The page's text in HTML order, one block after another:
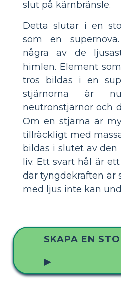
slut på kärnbränsle.
Detta slutar i en
som en
några av de
himlen. Element
tros bildas i en
stjärnorna är
neutronstjärnor och
Om en stjärna är
tillräckligt med
bildas i slutet av den
liv. Ett svart hål är
där tyngdekraften är
med ljus inte kan
SKAPA EN
▶